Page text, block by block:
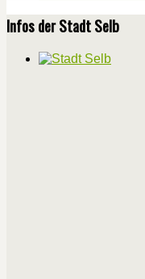
Infos der Stadt Selb